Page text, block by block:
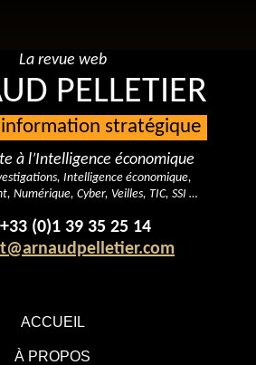
ACCUEIL
À PROPOS
La revue web
PELLETIER
stratégique
à l’Intelligence économique
Intelligence économique,
Numérique, Cyber, Veilles, TIC, SSI …
+33 (0)1 39 35 25 14